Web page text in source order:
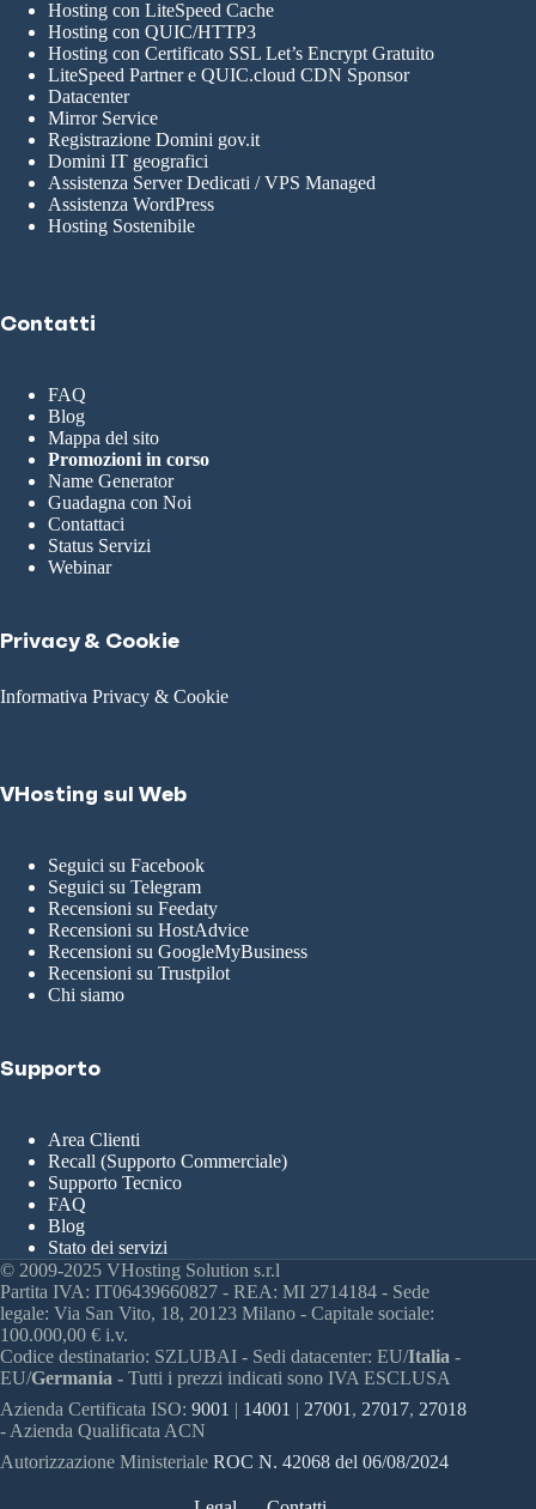
Hosting con LiteSpeed Cache
Hosting con QUIC/HTTP3
Hosting con Certificato SSL Let’s Encrypt Gratuito
LiteSpeed Partner e QUIC.cloud CDN Sponsor
Datacenter
Mirror Service
Registrazione Domini gov.it
Domini IT geografici
Assistenza Server Dedicati / VPS Managed
Assistenza WordPress
Hosting Sostenibile
Contatti
FAQ
Blog
Mappa del sito
Promozioni in corso
Name Generator
Guadagna con Noi
Contattaci
Status Servizi
Webinar
Privacy & Cookie
Informativa Privacy & Cookie
VHosting sul Web
Seguici su Facebook
Seguici su Telegram
Recensioni su Feedaty
Recensioni su HostAdvice
Recensioni su GoogleMyBusiness
Recensioni su Trustpilot
Chi siamo
Supporto
Area Clienti
Recall (Supporto Commerciale)
Supporto Tecnico
FAQ
Blog
Stato dei servizi
© 2009-2025 VHosting Solution s.r.l
Partita IVA: IT06439660827 - REA: MI 2714184 - Sede
legale: Via San Vito, 18, 20123 Milano - Capitale sociale:
100.000,00 € i.v.
Codice destinatario: SZLUBAI - Sedi datacenter: EU/Italia -
EU/Germania - Tutti i prezzi indicati sono IVA ESCLUSA
Azienda Certificata ISO: 9001 | 14001 | 27001 , 27017, 27018
- Azienda Qualificata ACN
Autorizzazione Ministeriale ROC N. 42068 del 06/08/2024